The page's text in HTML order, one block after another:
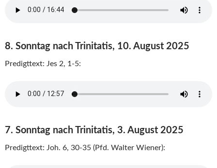
8. Sonntag nach Trinitatis, 10. August 2025
Predigttext: Jes 2, 1-5:
7. Sonntag nach Trinitatis, 3. August 2025
Predigttext: Joh. 6, 30-35 (Pfd. Walter Wiener):